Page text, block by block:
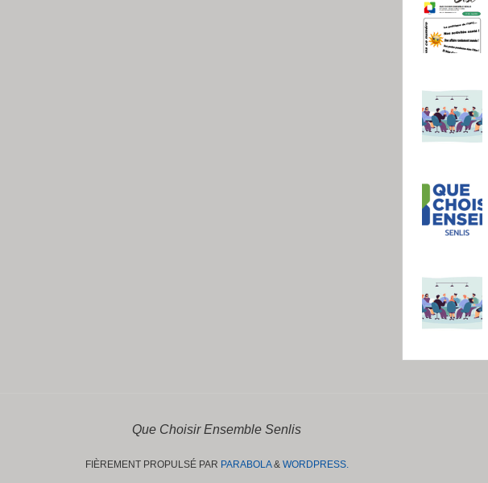
Que Choisir Ensemble Senlis
FIÈREMENT PROPULSÉ PAR PARABOLA& WORDPRESS.